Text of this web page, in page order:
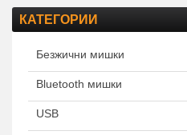
КАТЕГОРИИ
Безжични мишки
Bluetooth мишки
USB